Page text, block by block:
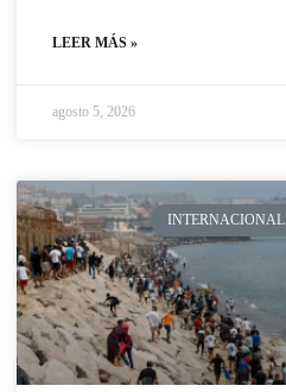
LEER MÁS »
agosto 5, 2026
INTERNACIONAL